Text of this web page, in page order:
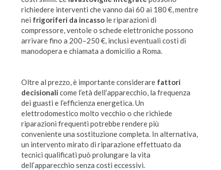
richiedere interventi che vanno dai 60 ai 180 €, mentre
nei frigoriferi da incassole riparazioni di
compressore, ventole o schede elettroniche possono
arrivare fino a 200–250 €, inclusi eventuali costi di
manodopera e chiamata a domicilio a Roma.
Oltre al prezzo, è importante considerare fattori
decisionali come l’età dell’apparecchio, la frequenza
dei guasti e l’efficienza energetica. Un
elettrodomestico molto vecchio o che richiede
riparazioni frequenti potrebbe rendere più
conveniente una sostituzione completa. In alternativa,
un intervento mirato di riparazione effettuato da
tecnici qualificati può prolungare la vita
dell’apparecchio senza costi eccessivi.